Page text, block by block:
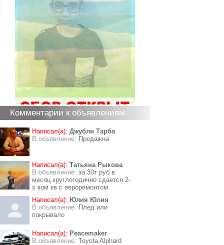
Комментарии к объявлениям
Написал(а): Джубли Тарба
В объявление: Продажна
Написал(а): Татьяна Рыкова
В объявление: за 30т руб в
месяц круглогодично сдается 2-
х ком кв с евроремонтом
Написал(а): Юлия Юлия
В объявление: Плед или
покрывало
Написал(а): Peacemaker
В объявление: Toyota Alphard